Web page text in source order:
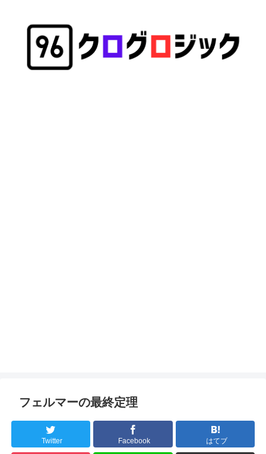
フェルマーの最終定理
Twitter Facebook はてブ